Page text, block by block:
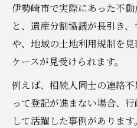
伊勢崎市で実際にあった不
と、遺産分割協議が長引き
や、地域の土地利用規制を
ケースが見受けられます。
例えば、相続人同士の連絡
って登記が進まない場合、
して活躍した事例がありま